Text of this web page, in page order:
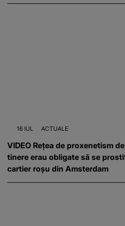
16 IUL ACTUALE
VIDEO Rețea de proxenetism
tinere erau obligate să se
cartier roșu din Amsterdam